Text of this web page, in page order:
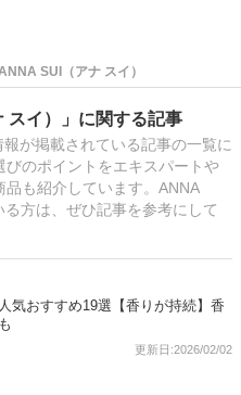
SUI（アナ スイ）
スイ）」に関する記事
が掲載されている記事の一覧に
のポイントをエキスパートや
も紹介しています。ANNA
方は、ぜひ記事を参考にして
気おすすめ19選【香りが持続】香
更新日:2026/02/02